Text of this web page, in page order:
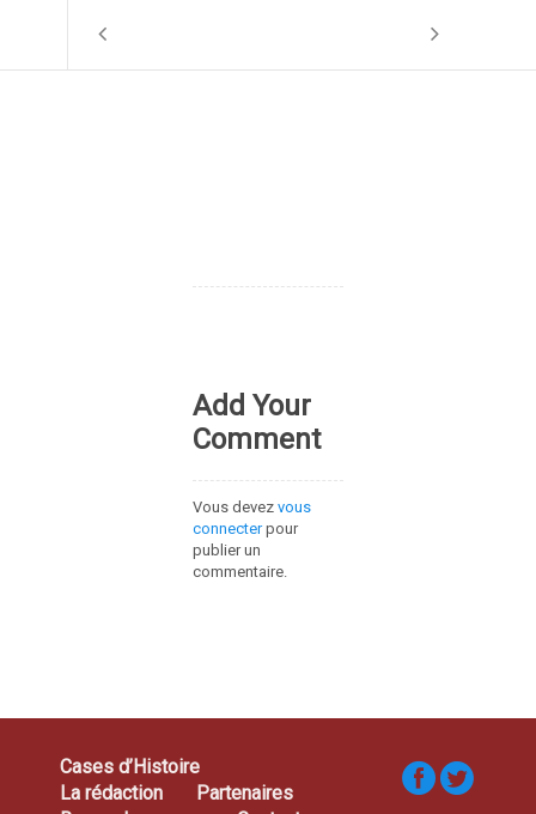
Add Your
Comment
Vous devez vous
connecterpour
publier un
commentaire.
Cases d’Histoire
La rédaction
Partenaires